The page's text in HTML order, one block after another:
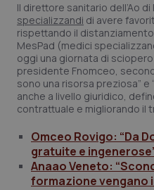
Il direttore sanitario dell’Ao di
specializzandi di avere
rispettando il
MesPad (medici
oggi una giornata di
presidente Fnomceo,
sono una risorsa preziosa”
anche a livello giuridico,
contrattuale e migliorando il
Omceo Rovigo: “Da
gratuite e
Anaao Veneto:
formazione vengano